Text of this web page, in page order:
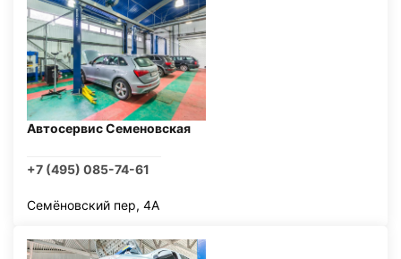
Автосервис Семеновская
+7 (495) 085-74-61
Семёновский пер, 4А